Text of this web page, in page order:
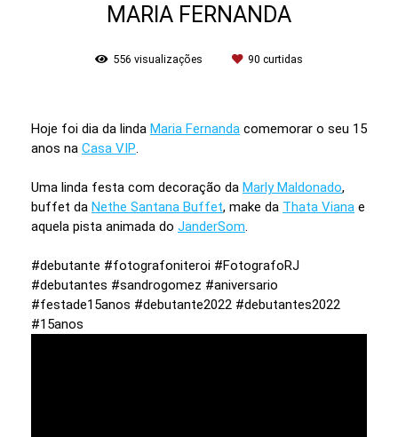
MARIA FERNANDA
556 visualizações 90 curtidas
Hoje foi dia da linda Maria Fernanda comemorar o seu 15
anos na Casa VIP.
Uma linda festa com decoração da Marly Maldonado,
buffet da Nethe Santana Buffet, make da Thata Viana e
aquela pista animada do JanderSom.
#debutante #fotografoniteroi #FotografoRJ
#debutantes #sandrogomez #aniversario
#festade15anos #debutante2022 #debutantes2022
#15anos